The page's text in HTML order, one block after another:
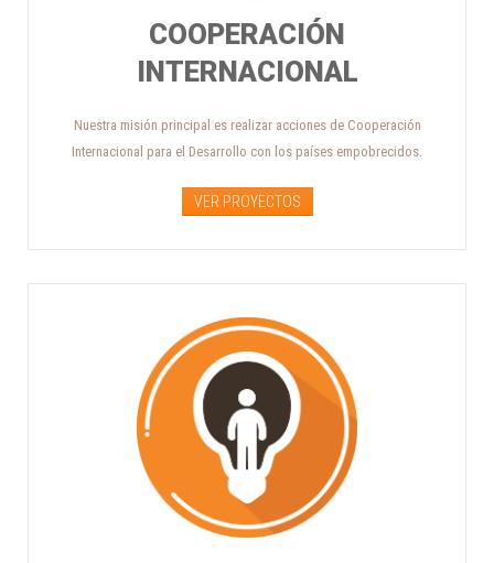
COOPERACIÓN
INTERNACIONAL
Nuestra misión principal es realizar acciones de Cooperación
Internacional para el Desarrollo con los países empobrecidos.
VER PROYECTOS